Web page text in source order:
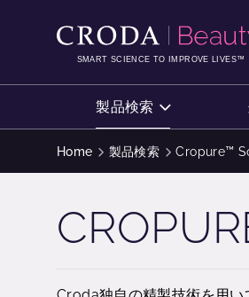
SMART SCIENCE TO IMPROVE LIVES™
製品検索
Home 製品検索 Cropure™